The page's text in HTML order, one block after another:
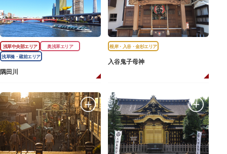
浅草中央部エリア
奥浅草エリア
浅草橋・蔵前エリア
隅田川
根岸・入谷・金杉エリア
入谷鬼子母神